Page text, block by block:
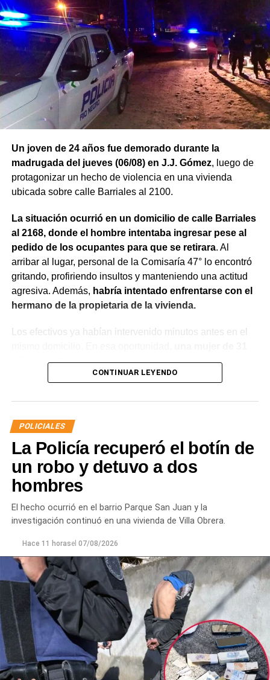
Un joven de 24 años fue demorado durante la
madrugada del jueves (06/08) en J.J. Gómez, luego de
protagonizar un hecho de violencia en una vivienda
ubicada sobre calle Barriales al 2100.
La situación ocurrió en un domicilio de calle Barriales
al 2168, donde el hombre intentaba ingresar pese al
pedido de los ocupantes para que se retirara. Al
arribar al lugar, personal de la Comisaría 47° lo encontró
gritando, profiriendo insultos y manteniendo una actitud
agresiva. Además, habría intentado enfrentarse con el
hermano de la propietaria de la vivienda.
Los efectivos ya habían intervenido minutos antes en el
años manifestó que había compartido bebidas
alcohólicas con el joven y que, en el marco de una
denuncia penal ni recibir asistencia médica y
únicamente solicitó que el joven se retirara del lugar
para evitar que el conflicto continuara.
Ante la persistencia de la conducta agresiva y el
efectivos, el hombre fue demorado con el objetivo de
mayor gravedad.
CONTINUAR LEYENDO
POLICIALES
La Policía recuperó el botín de
un robo y detuvo a dos
hombres
El hecho ocurrió en el barrio Parque San Juan y la
investigación continuó en una vivienda de Villa Obrera.
Hace 11 horasel 07/08/2026